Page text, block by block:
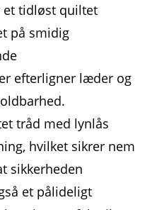
et tidløst quiltet
på smidig
efterligner læder og
tråd med lynlås
hvilket sikrer nem
sikkerheden
et pålideligt